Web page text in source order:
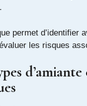
permet d’identifier
les risques